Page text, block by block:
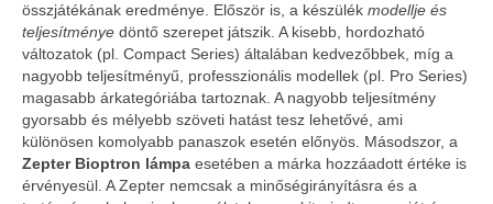
összjátékának eredménye. Először is, a készülék modellje és
teljesítménye döntő szerepet játszik. A kisebb, hordozható
változatok (pl. Compact Series) általában kedvezőbbek, míg a
nagyobb teljesítményű, professzionális modellek (pl. Pro Series)
magasabb árkategóriába tartoznak. A nagyobb teljesítmény
gyorsabb és mélyebb szöveti hatást tesz lehetővé, ami
különösen komolyabb panaszok esetén előnyös. Másodszor, a
Zepter Bioptron lámpa esetében a márka hozzáadott értéke is
érvényesül. A Zepter nemcsak a minőségirányításra és a